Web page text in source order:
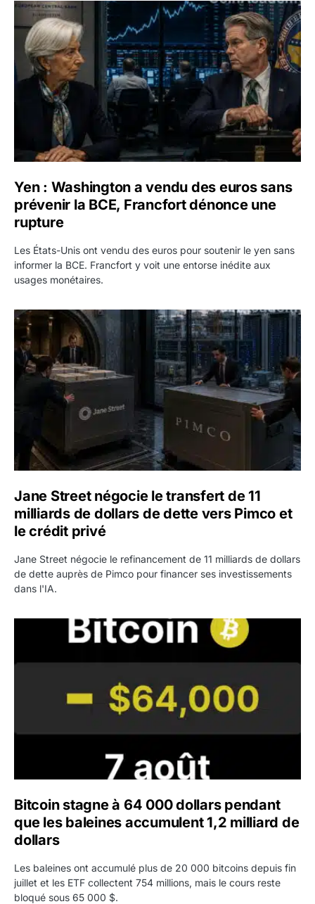
Yen : Washington a vendu des euros sans prévenir la
Yen : Washington a vendu des euros sans
prévenir la BCE, Francfort dénonce une
rupture
Les États-Unis ont vendu des euros pour soutenir le yen sans
informer la BCE. Francfort y voit une entorse inédite aux
usages monétaires.
Jane Street négocie le transfert de 11 milliards de
Jane Street négocie le transfert de 11
milliards de dollars de dette vers Pimco et
le crédit privé
Jane Street négocie le refinancement de 11 milliards de dollars
de dette auprès de Pimco pour financer ses investissements
dans l'IA.
Bitcoin stagne à 64 000 dollars pendant que les
Bitcoin stagne à 64 000 dollars pendant
que les baleines accumulent 1,2 milliard de
dollars
Les baleines ont accumulé plus de 20 000 bitcoins depuis fin
juillet et les ETF collectent 754 millions, mais le cours reste
bloqué sous 65 000 $.